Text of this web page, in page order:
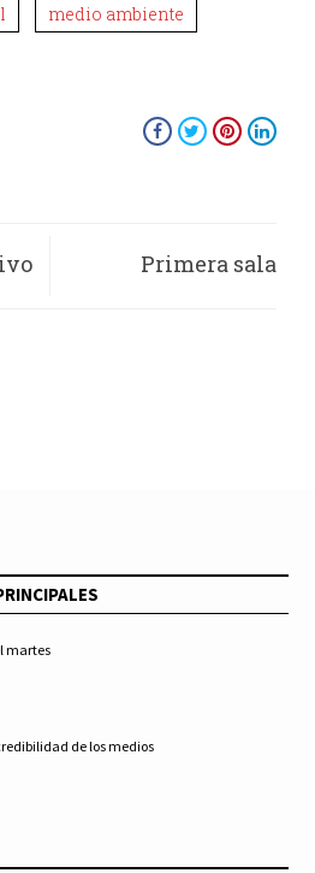
medio ambiente
Primera sala
martes
de los medios